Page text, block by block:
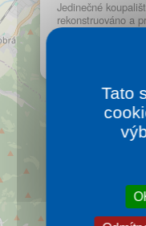
Kontakt
Jedinečné
rekonstruováno a
koupaliště nabízí
druhy saun
Tato